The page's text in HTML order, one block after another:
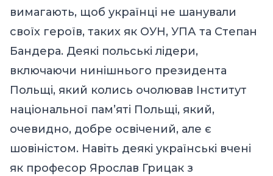
вимагають, щоб українці не шанували
своїх героїв, таких як ОУН, УПА та Степан
Бандера. Деякі польські лідери,
включаючи нинішнього президента
Польщі, який колись очолював Інститут
національної пам’яті Польщі, який,
очевидно, добре освічений, але є
шовіністом. Навіть деякі українські вчені
як професор Ярослав Грицак з